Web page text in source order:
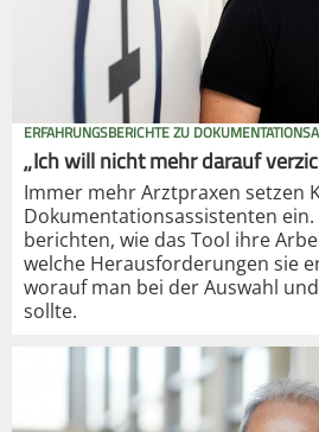
ERFAHRUNGSBERICHTE ZU
„Ich will nicht mehr darauf
Immer mehr Arztpraxen setzen
Dokumentationsassistenten
berichten, wie das Tool ihre
welche Herausforderungen sie
worauf man bei der Auswahl
sollte.